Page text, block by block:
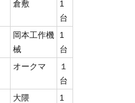
倉敷
1
台
岡本工作機
械
1
台
オークマ
１
台
大隈
1